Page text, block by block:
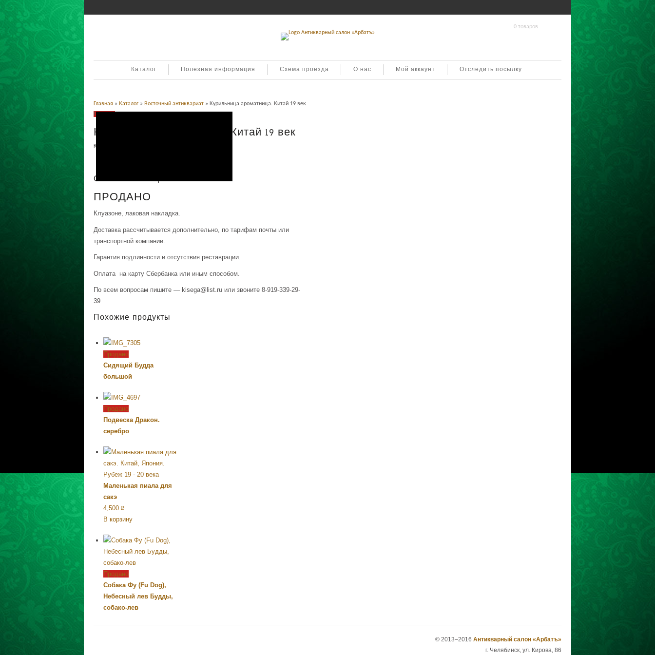
0 товаров
Каталог Полезная информация Схема проезда О нас Мой аккаунт Отследить посылку
Главная » Каталог » Восточный антиквариат » Курильница ароматница. Китай 19 век
Продано
Курильница ароматница. Китай 19 век
Категория:
Описание товара
ПРОДАНО
Клуазоне, лаковая накладка.
Доставка рассчитывается дополнительно, по тарифам почты или
транспортной компании.
Гарантия подлинности и отсутствия реставрации.
Оплата на карту Сбербанка или иным способом.
По всем вопросам пишите — kisega@list.ru или звоните 8-919-339-29-
39
Похожие продукты
Продано
Сидящий Будда
большой
Продано
Подвеска Дракон.
серебро
Маленькая пиала для
сакэ
4,500 Р
УБ.
В корзину
Продано
Собака Фу (Fu Dog),
Небесный лев Будды,
собако-лев
© 2013–2016 Антикварный салон «Арбатъ»
г. Челябинск, ул. Кирова, 86